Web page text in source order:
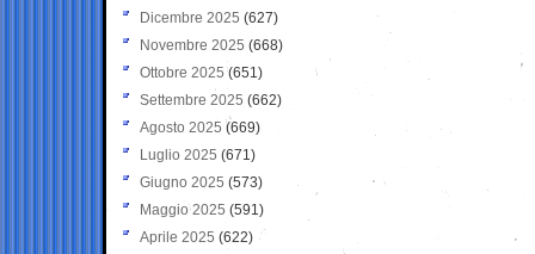
Dicembre 2025 (627)
Novembre 2025 (668)
Ottobre 2025 (651)
Settembre 2025 (662)
Agosto 2025 (669)
Luglio 2025 (671)
Giugno 2025 (573)
Maggio 2025 (591)
Aprile 2025 (622)